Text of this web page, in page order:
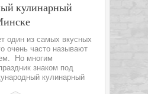
кулинарный
один из самых вкусных
часто называют
Но многим
знаком под
кулинарный